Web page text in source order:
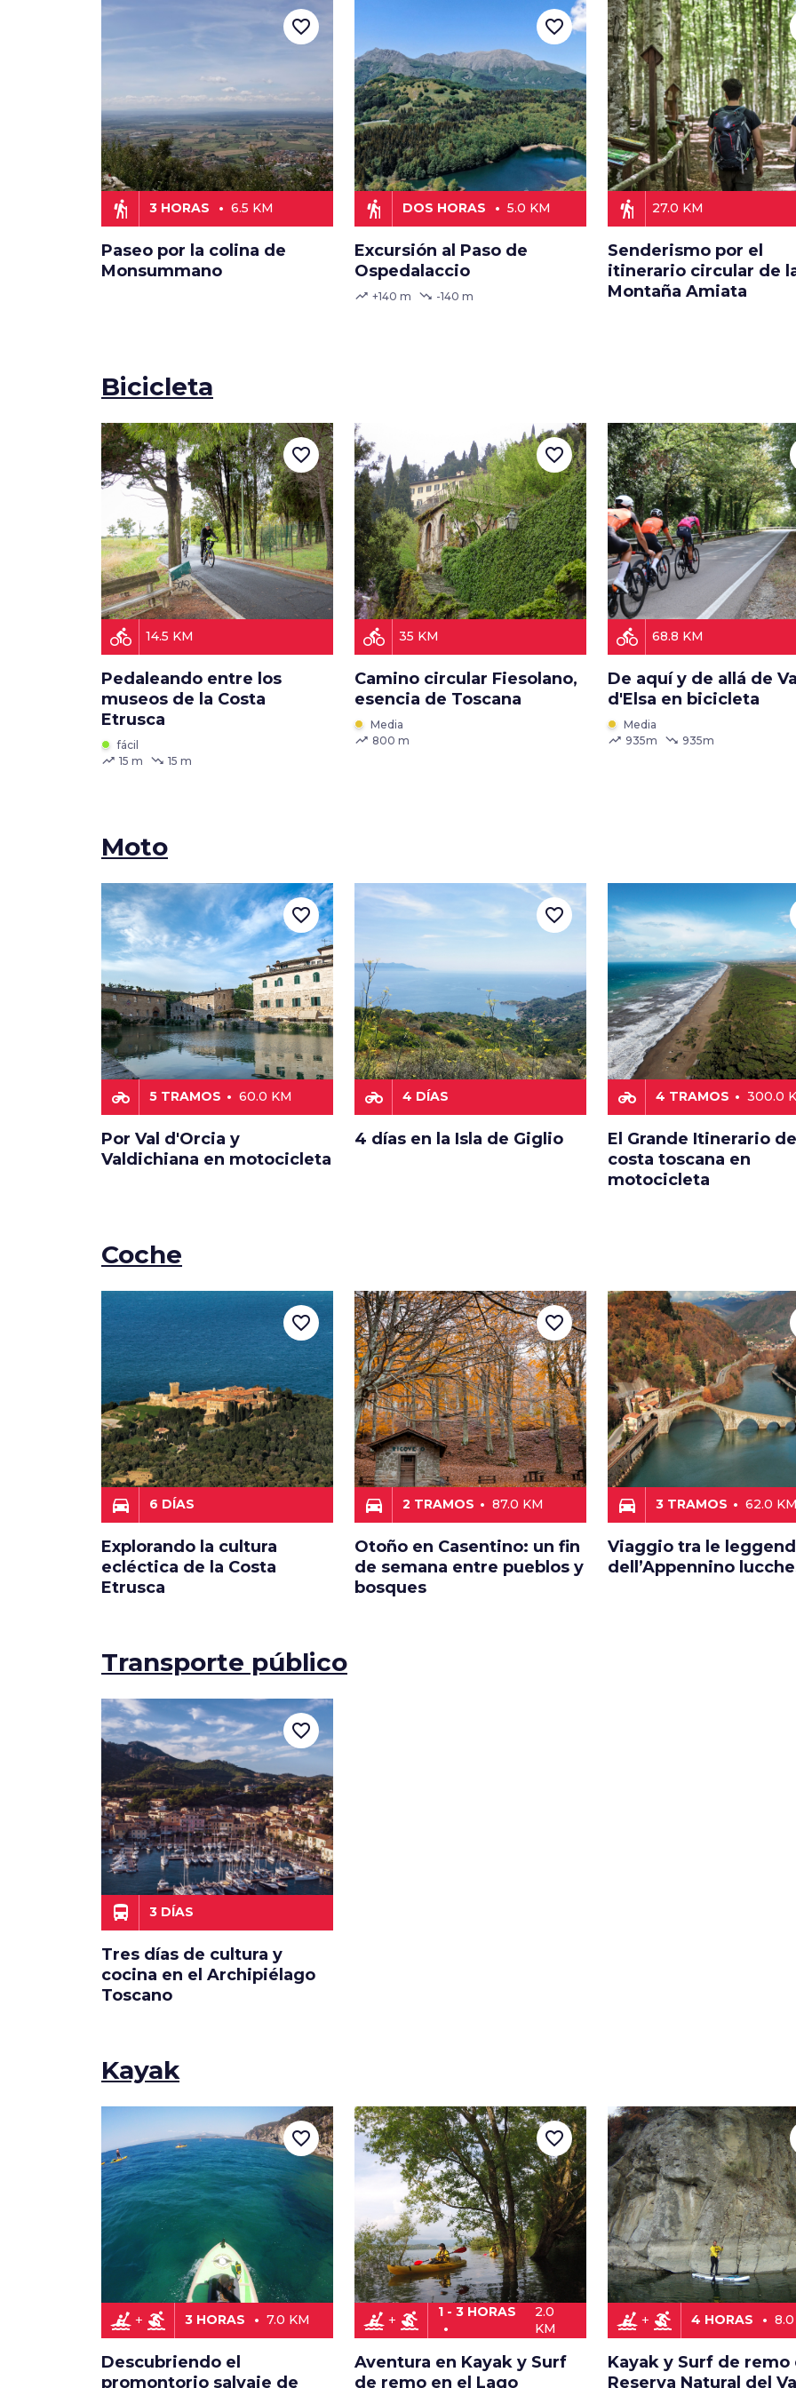
hiking 3 HORAS 6.5 KM
Paseo por la colina de
Monsummano
favorite_border
hiking DOS HORAS 5.0 KM
Excursión al Paso de
Ospedalaccio
trending_up +140 m trending_down -140 m
favorite_border
hiking 27.0 KM
Senderismo por el
itinerario circular de
Montaña Amiata
Bicicleta
directions_bike 14.5 KM
Pedaleando entre los
museos de la Costa
Etrusca
fácil
trending_up 15 m trending_down 15 m
favorite_border
directions_bike 35 KM
Camino circular Fiesolano,
esencia de Toscana
Media
trending_up 800 m
favorite_border
directions_bike 68.8 KM
De aquí y de allá de Val
d'Elsa en bicicleta
Media
trending_up 935m trending_down 935m
Moto
motorcycle 5 TRAMOS 60.0 KM
Por Val d'Orcia y
Valdichiana en motocicleta
favorite_border
motorcycle 4 DÍAS
4 días en la Isla de Giglio
favorite_border
motorcycle 4 TRAMOS 300.0
El Grande Itinerario
costa toscana en
motocicleta
Coche
directions_car 6 DÍAS
Explorando la cultura
ecléctica de la Costa
Etrusca
favorite_border
directions_car 2 TRAMOS 87.0 KM
Otoño en Casentino: un fin
de semana entre pueblos y
bosques
favorite_border
directions_car 3 TRAMOS 62.0 KM
Viaggio tra le
dell’Appennino
Transporte público
directions_bus 3 DÍAS
Tres días de cultura y
cocina en el Archipiélago
Toscano
favorite_border
Kayak
kayaking surfing 3 HORAS 7.0 KM
Descubriendo el
promontorio salvaje de
favorite_border
kayaking surfing 1 - 3 HORAS
2.0
KM
Aventura en Kayak y Surf
de remo en el Lago
favorite_border
kayaking surfing 4 HORAS
Kayak y Surf de remo
Reserva Natural del